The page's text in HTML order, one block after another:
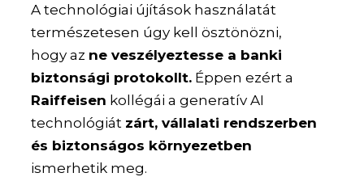
A technológiai újítások használatát
természetesen úgy kell ösztönözni,
hogy az ne veszélyeztesse a banki
biztonsági protokollt. Éppen ezért a
Raiffeisen kollégái a generatív AI
technológiát zárt, vállalati rendszerben
és biztonságos környezetben
ismerhetik meg.